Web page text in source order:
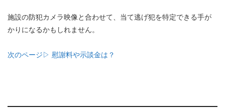
施設の防犯カメラ映像と合わせて、当て逃げ犯を特定できる手が
かりになるかもしれません。
次のページ▷ 慰謝料や示談金は？